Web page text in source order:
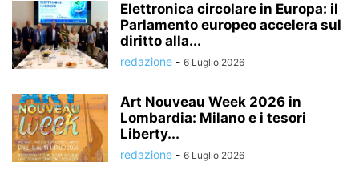
Elettronica circolare in Europa: il
Parlamento europeo accelera sul
diritto alla...
redazione - 6 Luglio 2026
Art Nouveau Week 2026 in
Lombardia: Milano e i tesori
Liberty...
redazione - 6 Luglio 2026